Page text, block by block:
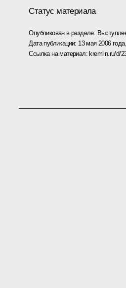
Статус материала
Опубликован в разделе:
Дата публикации: 13 мая 2006
Ссылка на материал:kremlin.ru/d/